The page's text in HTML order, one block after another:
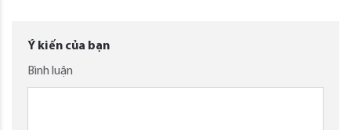
Ý kiến của bạn
Bình luận